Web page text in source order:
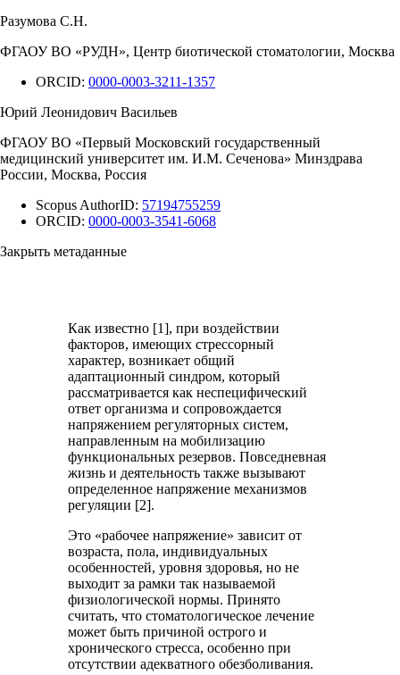
Разумова С.Н.
ФГАОУ ВО «РУДН», Центр биотической стоматологии, Москва
ORCID: 0000-0003-3211-1357
Юрий Леонидович Васильев
ФГАОУ ВО «Первый Московский государственный
медицинский университет им. И.М. Сеченова» Минздрава
России, Москва, Россия
Scopus AuthorID: 57194755259
ORCID: 0000-0003-3541-6068
Закрыть метаданные
Как известно [1], при воздействии
факторов, имеющих стрессорный
характер, возникает общий
адаптационный синдром, который
рассматривается как неспецифический
ответ организма и сопровождается
напряжением регуляторных систем,
направленным на мобилизацию
функциональных резервов. Повседневная
жизнь и деятельность также вызывают
определенное напряжение механизмов
регуляции [2].
Это «рабочее напряжение» зависит от
возраста, пола, индивидуальных
особенностей, уровня здоровья, но не
выходит за рамки так называемой
физиологической нормы. Принято
считать, что стоматологическое лечение
может быть причиной острого и
хронического стресса, особенно при
отсутствии адекватного обезболивания.